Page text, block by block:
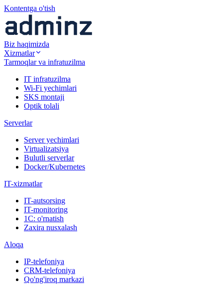
Kontentga o'tish
Biz haqimizda
Xizmatlar
Tarmoqlar va infratuzilma
IT infratuzilma
Wi-Fi yechimlari
SKS montaji
Optik tolali
Serverlar
Server yechimlari
Virtualizatsiya
Bulutli serverlar
Docker/Kubernetes
IT-xizmatlar
IT-autsorsing
IT-monitoring
1C: o'rnatish
Zaxira nusxalash
Aloqa
IP-telefoniya
CRM-telefoniya
Qo'ng'iroq markazi